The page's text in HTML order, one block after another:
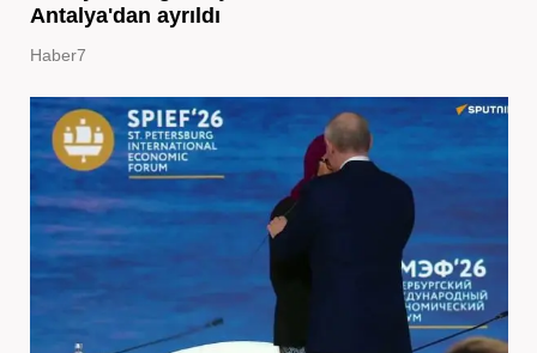
Antalya'dan ayrıldı
Haber7